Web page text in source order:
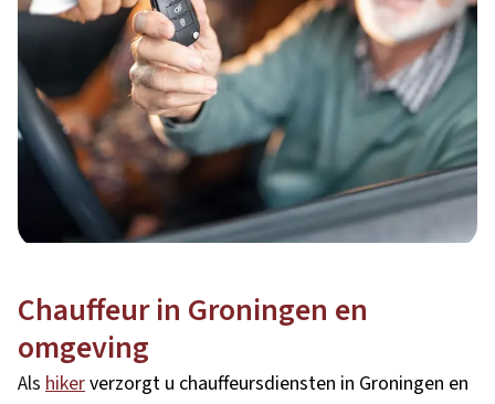
Chauffeur in Groningen en
omgeving
Als hikerverzorgt u chauffeursdiensten in Groningen en